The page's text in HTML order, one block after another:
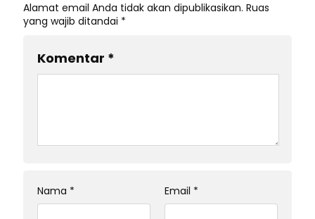
Alamat email Anda tidak akan dipublikasikan. Ruas
yang wajib ditandai *
Komentar *
Nama * Email *